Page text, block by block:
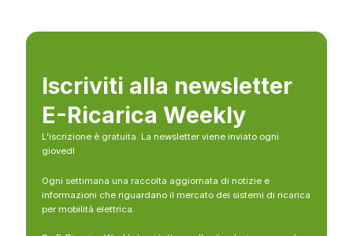
Iscriviti alla newsletter
E-Ricarica Weekly
L’iscrizione è gratuita. La newsletter viene inviato ogni
giovedì
Ogni settimana una raccolta aggiornata di notizie e
informazioni che riguardano il mercato dei sistemi di ricarica
per mobilità elettrica.